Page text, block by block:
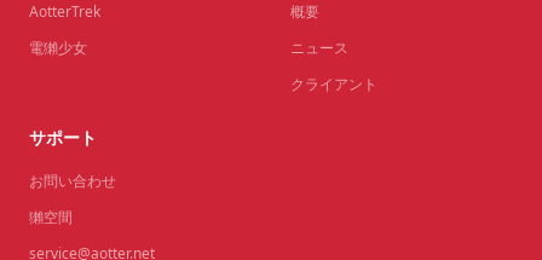
AotterTrek
電獺少女
概要
ニュース
クライアント
サポート
お問い合わせ
獺空間
service@aotter.net